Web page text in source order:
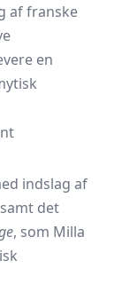
af franske
en
indslag af
det
, som Milla